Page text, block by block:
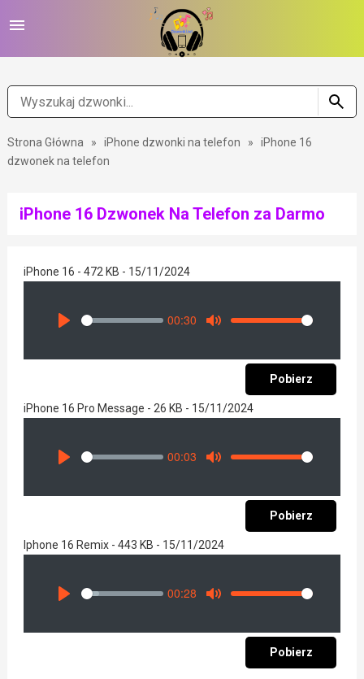
Strona Główna » iPhone dzwonki na telefon »
iPhone 16
dzwonek na telefon
iPhone 16 Dzwonek Na Telefon za Darmo
iPhone 16 - 472 KB - 15/11/2024
Seek
00:30
Volume
Pobierz
iPhone 16 Pro Message - 26 KB - 15/11/2024
Seek
00:03
Volume
Pobierz
Iphone 16 Remix - 443 KB - 15/11/2024
Seek
00:28
Volume
Pobierz